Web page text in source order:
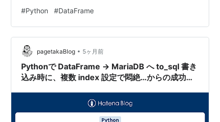
pandas as pd def main(): # DataFrameを生成 df =
pd.read_csv("fund.csv") print(df) # 欠…
#Python #DataFrame
pagetakaBlog • 5ヶ月前
Pythonで DataFrame → MariaDB へ to_sql 書き
込み時に、複数 index 設定で悶絶…からの成功メ